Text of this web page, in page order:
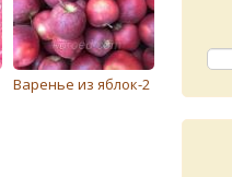
Варенье из яблок-2